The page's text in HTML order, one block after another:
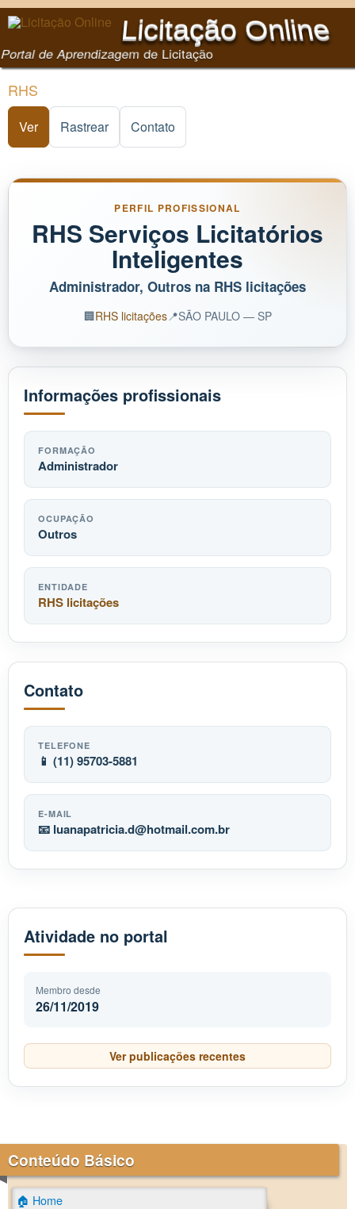
Pular para o conteúdo
principal
Licitação Online
Portal de Aprendizagem de Licitação
RHS
Ver(aba ativa)
Rastrear Contato
PERFIL PROFISSIONAL
RHS Serviços Licitatórios
Inteligentes
Administrador, Outros na RHS licitações
🏢RHS licitações📍SÃO PAULO — SP
Informações profissionais
FORMAÇÃO
Administrador
OCUPAÇÃO
Outros
ENTIDADE
RHS licitações
Contato
TELEFONE
📱 (11) 95703-5881
E-MAIL
📧 luanapatricia.d hotmail.com.br
Atividade no portal
Membro desde
26/11/2019
Ver publicações recentes
Conteúdo Básico
🏠 Home